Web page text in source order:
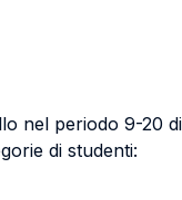
nel periodo 9-20
di studenti: